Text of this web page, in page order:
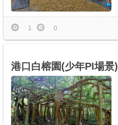
1 0
港口白榕園(少年PI場景)